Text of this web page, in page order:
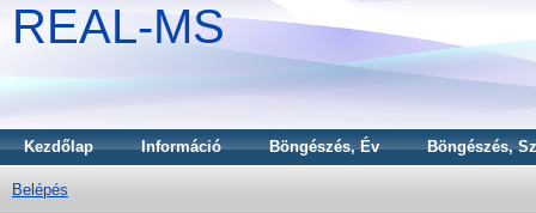
REAL-MS
Kezdőlap Információ Böngészés, Év Böngészés,
Belépés